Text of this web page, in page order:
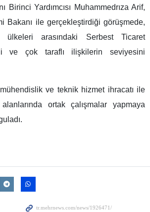
Birinci Yardımcısı Muhammedrıza Arif,
Bakanı ile gerçekleştirdiği görüşmede,
arasındaki Serbest Ticaret
ve çok taraflı ilişkilerin seviyesini
mühendislik ve teknik hizmet ihracatı ile
ortak çalışmalar yapmaya